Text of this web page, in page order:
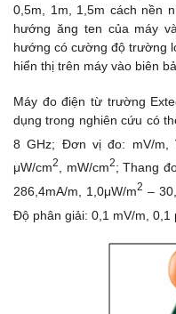
0,5m, 1m, 1,5m cách nền
hướng ăng ten của máy
hướng có cường độ trường
hiển thị trên máy vào biên
Máy đo điện từ trường
dụng trong nghiên cứu có
8 GHz; Đơn vị đo: mV/m,
μW/cm2 , mW/cm2; Thang
286,4mA/m, 1,0μW/m2 –
Độ phân giải: 0,1 mV/m, 0,1